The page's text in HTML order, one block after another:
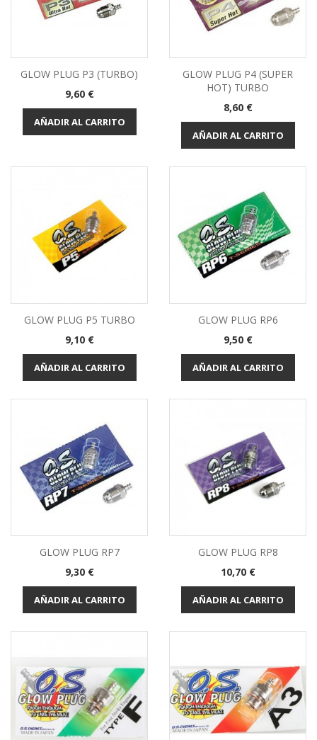
GLOW PLUG P3 (TURBO)
Precio
9,60 €
AÑADIR AL CARRITO
GLOW PLUG P4 (SUPER
HOT) TURBO
Precio
8,60 €
AÑADIR AL CARRITO
GLOW PLUG P5 TURBO
Precio
9,10 €
AÑADIR AL CARRITO
GLOW PLUG RP6
Precio
9,50 €
AÑADIR AL CARRITO
GLOW PLUG RP7
Precio
9,30 €
AÑADIR AL CARRITO
GLOW PLUG RP8
Precio
10,70 €
AÑADIR AL CARRITO